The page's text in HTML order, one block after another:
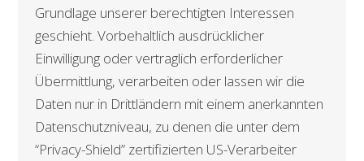
Grundlage unserer berechtigten Interessen
geschieht. Vorbehaltlich ausdrücklicher
Einwilligung oder vertraglich erforderlicher
Übermittlung, verarbeiten oder lassen wir die
Daten nur in Drittländern mit einem anerkannten
Datenschutzniveau, zu denen die unter dem
“Privacy-Shield” zertifizierten US-Verarbeiter